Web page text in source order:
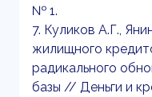
№ 1.
7. Куликов А.Г.,
жилищного
радикального
базы // Деньги и